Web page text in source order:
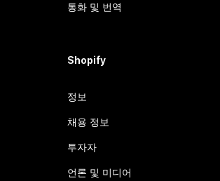
통화 및 번역
Shopify
정보
채용 정보
투자자
언론 및 미디어